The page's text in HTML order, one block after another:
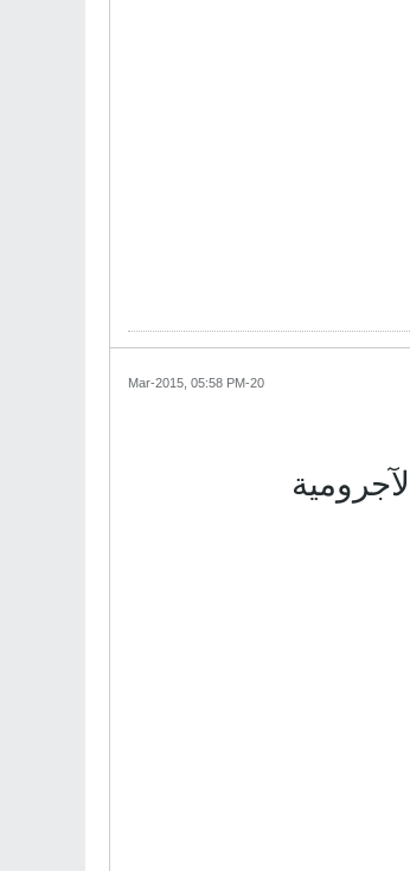
20-Mar-2015, 05:58 PM